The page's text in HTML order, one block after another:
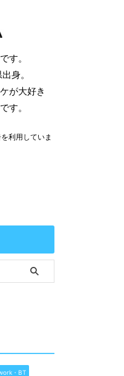
す。
身。
が大好き
す。
利用していま
・BT